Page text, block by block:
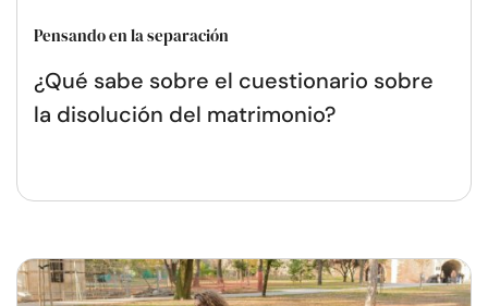
Pensando en la separación
¿Qué sabe sobre el cuestionario sobre
la disolución del matrimonio?